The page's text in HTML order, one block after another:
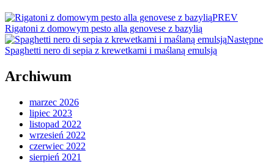
PREV
Rigatoni z domowym pesto alla genovese z bazylią
Następne
Spaghetti nero di sepia z krewetkami i maślaną emulsją
Archiwum
marzec 2026
lipiec 2023
listopad 2022
wrzesień 2022
czerwiec 2022
sierpień 2021